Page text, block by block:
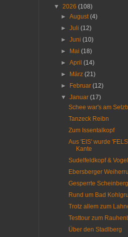
▼ 2026 (108)
►August(4)
►Juli(12)
►Juni(10)
►
Mai(18)
►April(14)
►
März(21)
►
Februar(12)
▼Januar(17)
Schee war's am
Tanzeck Reibn
Zum Issentalkopf
Aus 'EIS' wurde
Kante
Sudelfeldkopf &
Ebersberger
Gesperrte
Rund um Bad
Trotz allem zum
Testtour zum
Über den Stadlberg